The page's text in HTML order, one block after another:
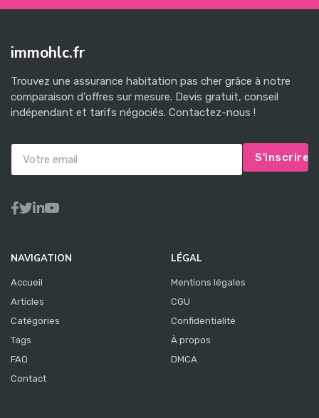
immohlc.fr
Trouvez une assurance habitation pas cher grâce à notre
comparaison d'offres sur mesure. Devis gratuit, conseil
indépendant et tarifs négociés. Contactez-nous !
S'inscrire
NAVIGATION
Accueil
Articles
Catégories
Tags
FAQ
Contact
LÉGAL
Mentions légales
CGU
Confidentialité
À propos
DMCA